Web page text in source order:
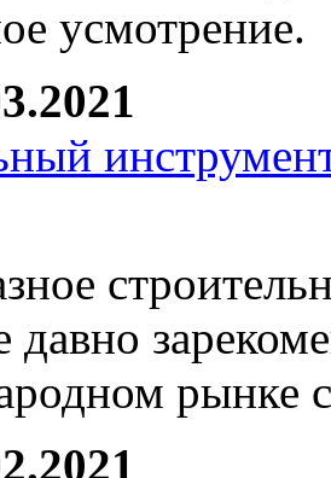
усмотрение.
рынке